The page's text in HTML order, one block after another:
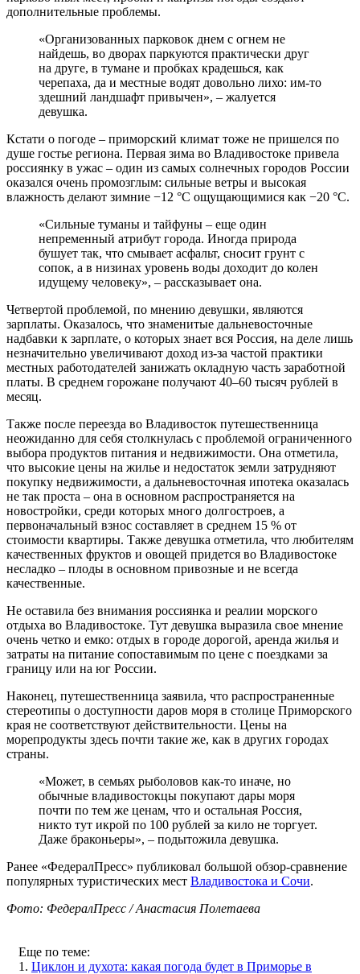
дополнительные проблемы.
«Организованных парковок днем с огнем не
найдешь, во дворах паркуются практически друг
на друге, в тумане и пробках крадешься, как
черепаха, да и местные водят довольно лихо: им-то
здешний ландшафт привычен», – жалуется
девушка.
Кстати о погоде – приморский климат тоже не пришелся по
душе гостье региона. Первая зима во Владивостоке привела
россиянку в ужас – один из самых солнечных городов России
оказался очень промозглым: сильные ветры и высокая
влажность делают зимние −12 °С ощущающимися как −20 °С.
«Сильные туманы и тайфуны – еще один
непременный атрибут города. Иногда природа
бушует так, что смывает асфальт, сносит грунт с
сопок, а в низинах уровень воды доходит до колен
идущему человеку», – рассказывает она.
Четвертой проблемой, по мнению девушки, являются
зарплаты. Оказалось, что знаменитые дальневосточные
надбавки к зарплате, о которых знает вся Россия, на деле лишь
незначительно увеличивают доход из-за частой практики
местных работодателей занижать окладную часть заработной
платы. В среднем горожане получают 40–60 тысяч рублей в
месяц.
Также после переезда во Владивосток путешественница
неожиданно для себя столкнулась с проблемой ограниченного
выбора продуктов питания и недвижимости. Она отметила,
что высокие цены на жилье и недостаток земли затрудняют
покупку недвижимости, а дальневосточная ипотека оказалась
не так проста – она в основном распространяется на
новостройки, среди которых много долгостроев, а
первоначальный взнос составляет в среднем 15 % от
стоимости квартиры. Также девушка отметила, что любителям
качественных фруктов и овощей придется во Владивостоке
несладко – плоды в основном привозные и не всегда
качественные.
Не оставила без внимания россиянка и реалии морского
отдыха во Владивостоке. Тут девушка выразила свое мнение
очень четко и емко: отдых в городе дорогой, аренда жилья и
затраты на питание сопоставимым по цене с поездками за
границу или на юг России.
Наконец, путешественница заявила, что распространенные
стереотипы о доступности даров моря в столице Приморского
края не соответствуют действительности. Цены на
морепродукты здесь почти такие же, как в других городах
страны.
«Может, в семьях рыболовов как-то иначе, но
обычные владивостокцы покупают дары моря
почти по тем же ценам, что и остальная Россия,
никто тут икрой по 100 рублей за кило не торгует.
Даже браконьеры», – подытожила девушка.
Ранее «ФедералПресс» публиковал большой обзор-сравнение
популярных туристических мест Владивостока и Сочи.
Фото: ФедералПресс / Анастасия Полетаева
Еще по теме:
1. Циклон и духота: какая погода будет в Приморье в